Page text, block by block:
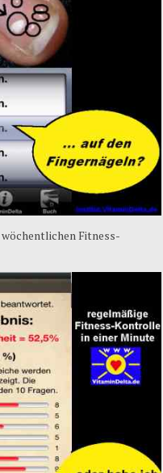
wöchentlichen Fitness-